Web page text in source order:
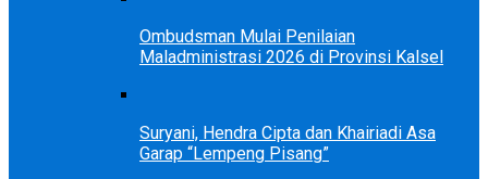
Ombudsman Mulai Penilaian
Maladministrasi 2026 di Provinsi Kalsel
Suryani, Hendra Cipta dan Khairiadi Asa
Garap “Lempeng Pisang”